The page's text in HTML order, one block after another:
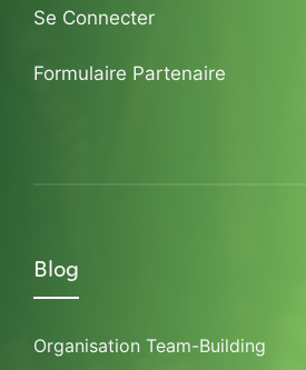
Se Connecter
Formulaire Partenaire
Blog
Organisation Team-Building